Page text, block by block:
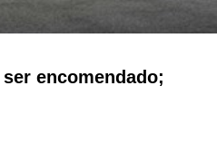
encomendado;